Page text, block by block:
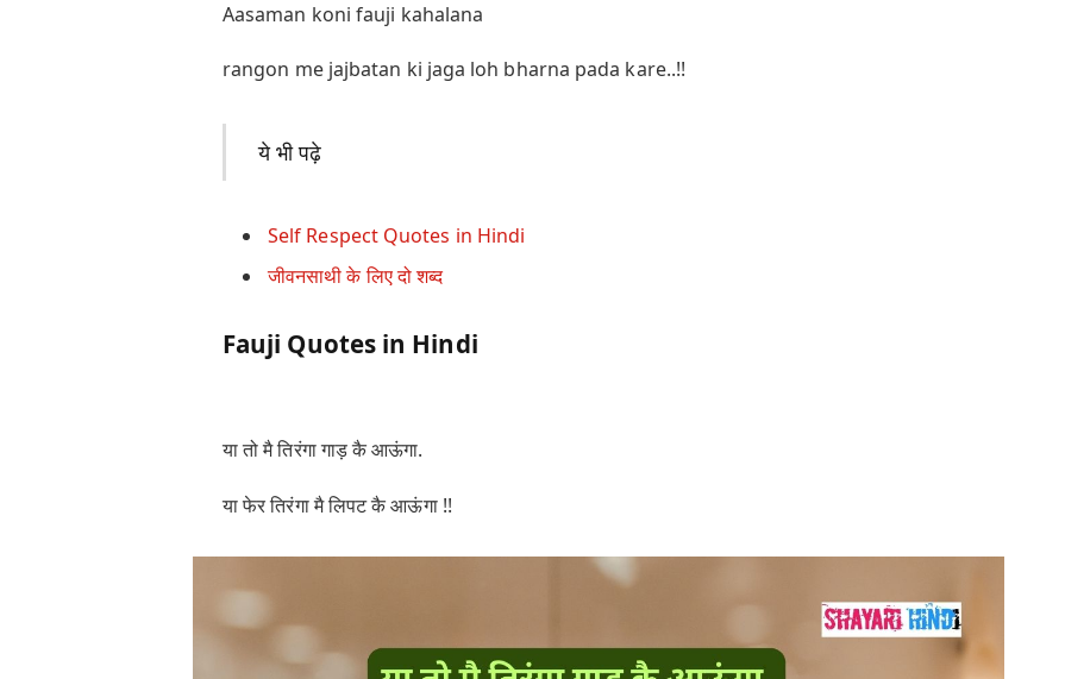
Aasaman koni fauji kahalana
rangon me jajbatan ki jaga loh bharna pada kare..!!
ये भी पढ़े
Self Respect Quotes in Hindi
जीवनसाथी के लिए दो शब्द
Fauji Quotes in Hindi
या तो मै तिरंगा गाड़ कै आऊंगा.
या फेर तिरंगा मै लिपट कै आऊंगा !!